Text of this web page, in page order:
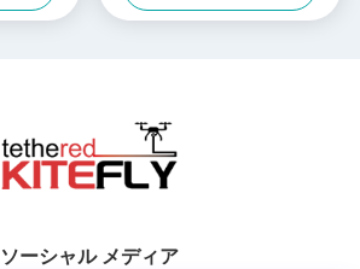
ソーシャル メディア